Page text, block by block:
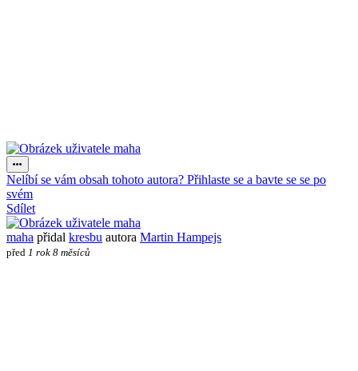
Nelíbí se vám obsah tohoto autora? Přihlaste se a bavte se se po
svém
Sdílet
maha přidal kresbu autora Martin Hampejs
před 1 rok 8 měsíců